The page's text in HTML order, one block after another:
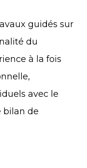
guidés sur
du
à la fois
avec le
bilan de